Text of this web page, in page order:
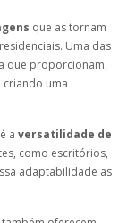
que as tornam
Uma das
que proporcionam,
criando uma
a versatilidade de
como escritórios,
adaptabilidade as